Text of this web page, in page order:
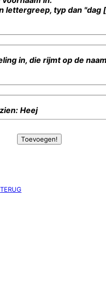
lettergreep, typ dan "dag
in, die rijmt op de
Heej
TERUG